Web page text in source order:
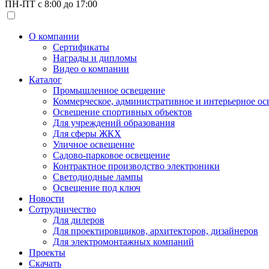
ПН-ПТ с 8:00 до 17:00
О компании
Сертификаты
Награды и дипломы
Видео о компании
Каталог
Промышленное освещение
Коммерческое, административное и интерьерное
Освещение спортивных объектов
Для учреждений образования
Для сферы ЖКХ
Уличное освещение
Садово-парковое освещение
Контрактное производство электроники
Светодиодные лампы
Освещение под ключ
Новости
Сотрудничество
Для дилеров
Для проектировщиков, архитекторов, дизайнеров
Для электромонтажных компаний
Проекты
Скачать